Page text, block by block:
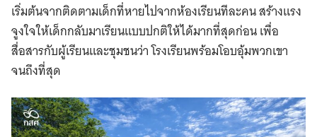
เริ่มต้นจากติดตามเด็กที่หายไปจากห้องเรียนทีละคน สร้างแรง
จูงใจให้เด็กกลับมาเรียนแบบปกติให้ได้มากที่สุดก่อน เพื่อ
สื่อสารกับผู้เรียนและชุมชนว่า โรงเรียนพร้อมโอบอุ้มพวกเขา
จนถึงที่สุด